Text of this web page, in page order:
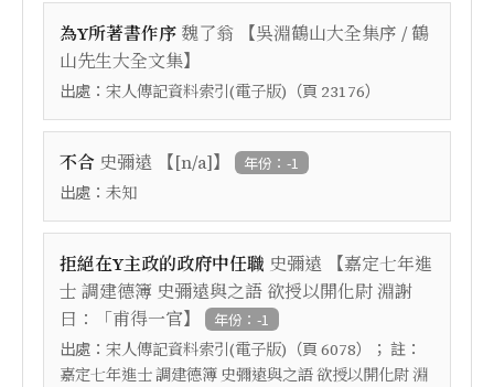
為Y所著書作序 魏了翁 【吳淵鶴山大全集序 / 鶴
山先生大全文集】
出處： 宋人傳記資料索引(電子版) （頁 23176）
不合 史彌遠 【[n/a]】 年份：-1
出處： 未知
拒絕在Y主政的政府中任職 史彌遠 【嘉定七年進
士 調建德簿 史彌遠與之語 欲授以開化尉 淵謝
曰：「甫得一官】 年份：-1
出處： 宋人傳記資料索引(電子版) （頁 6078）； 註：
嘉定七年進士 調建德簿 史彌遠與之語 欲授以開化尉 淵